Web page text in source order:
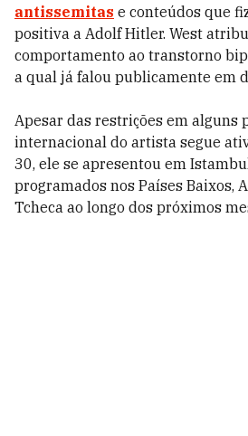
antissemitas e conteúdos que
positiva a Adolf Hitler. West
comportamento ao transtorno
a qual já falou publicamente em
Apesar das restrições em alguns
internacional do artista segue
30, ele se apresentou em
programados nos Países Baixos,
Tcheca ao longo dos próximos